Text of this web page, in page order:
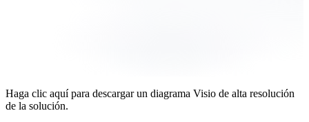
Haga clic aquí para descargar un diagrama Visio de alta resolución
de la solución.